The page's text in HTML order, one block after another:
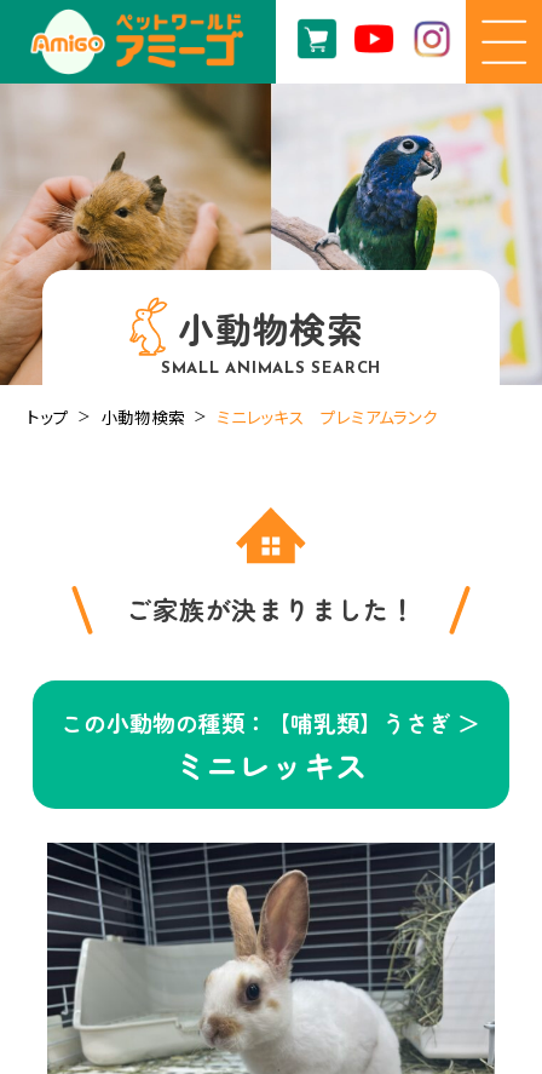
小動物検索
SMALL ANIMALS SEARCH
トップ 小動物検索 ミニレッキス プレミアムランク
ご家族が決まりました！
この小動物の種類：【哺乳類】うさぎ ＞
ミニレッキス